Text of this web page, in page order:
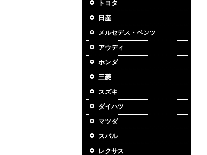
トヨタ
日産
メルセデス・ベンツ
アウディ
ホンダ
三菱
スズキ
ダイハツ
マツダ
スバル
レクサス